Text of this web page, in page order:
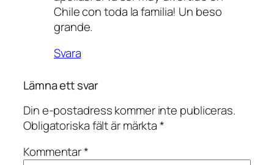
Chile con toda la familia! Un beso
grande.
Svara
Lämna ett svar
Din e-postadress kommer inte publiceras.
Obligatoriska fält är märkta*
Kommentar*